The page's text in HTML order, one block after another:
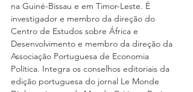
na Guiné-Bissau e em Timor-Leste. É
investigador e membro da direção do
Centro de Estudos sobre África e
Desenvolvimento e membro da direção da
Associação Portuguesa de Economia
Política. Integra os conselhos editoriais da
edição portuguesa do jornal Le Monde